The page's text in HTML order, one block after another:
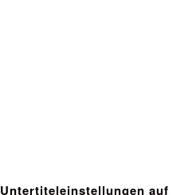
Untertiteleinstellungen auf